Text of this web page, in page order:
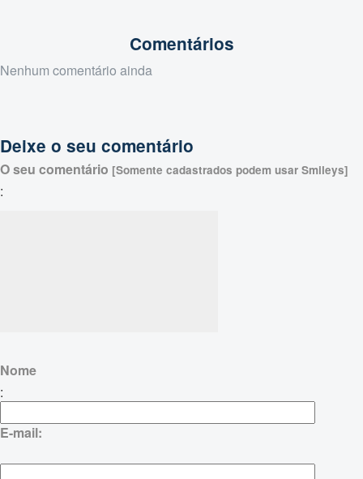
Comentários
Nenhum comentário ainda
Deixe o seu comentário
O seu comentário [Somente cadastrados podem usar Smileys]
:
Nome
:
E-mail: